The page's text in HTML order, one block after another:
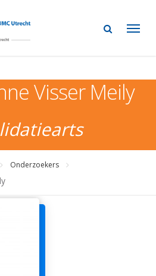
Visser Meily
Onderzoekers